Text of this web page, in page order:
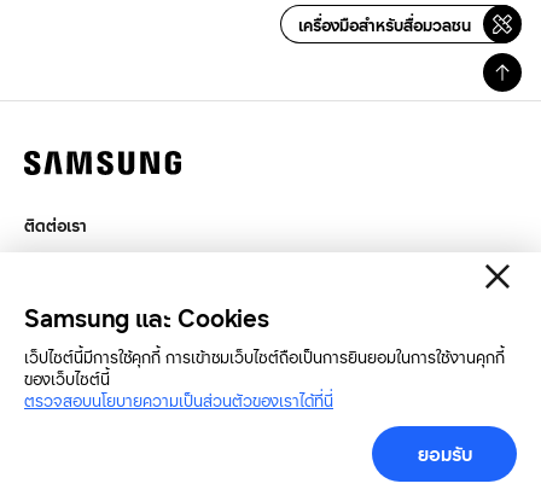
เครื่องมือสำหรับสื่อมวลชน
ติดต่อเรา
SAMSUNG.COM
Copyright© SAMSUNG All Rights Reserved.
Samsung และ Cookies
เว็ปไซต์นี้มีการใช้คุกกี้ การเข้าชมเว็บไซต์ถือเป็นการยินยอมในการใช้งานคุกกี้
ของเว็บไซต์นี้
ตรวจสอบนโยบายความเป็นส่วนตัวของเราได้ที่นี่
ยอมรับ